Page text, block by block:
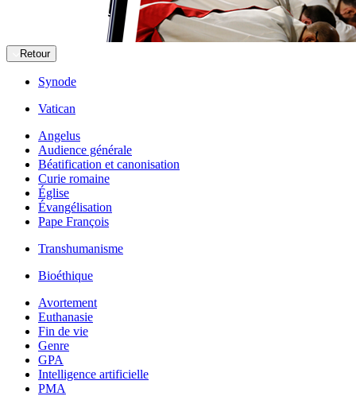
Retour
Synode
Vatican
Angelus
Audience générale
Béatification et canonisation
Curie romaine
Église
Évangélisation
Pape François
Transhumanisme
Bioéthique
Avortement
Euthanasie
Fin de vie
Genre
GPA
Intelligence artificielle
PMA